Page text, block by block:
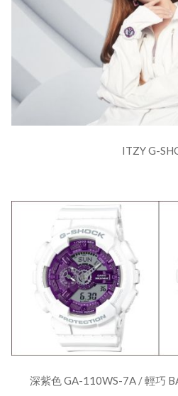
ITZY G-
深紫色 GA-110WS-7A / 輕巧